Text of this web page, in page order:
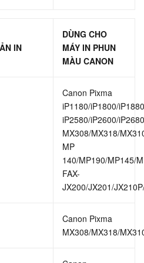
IN
DÙNG CHO
MÁY IN PHUN
MÀU CANON
Canon Pixma
iP1180/iP1800/
iP2580/iP2600/iP2680
MX308/MX318/
MP
140/MP190/MP145/
FAX-
JX200/JX201/
Canon Pixma
MX308/MX318/